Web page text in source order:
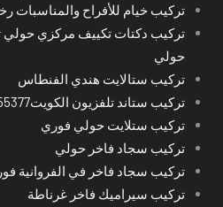
تركيب خيام للأفراح والمناسبات
تركيب دكتات تكييف مركزي
حولي
تركيب ستالايت هندي الفنطاس
تركيب ستاند تلفزيون الكويت50355377
تركيب ستلايت حولي فوري
تركيب سجاد فاخر حولي
تركيب سجاد فاخر في الفروانية
تركيب سيراميك فاخر غرناطة